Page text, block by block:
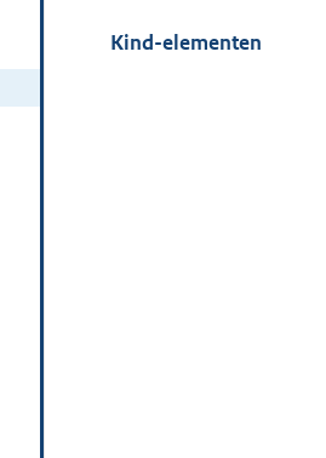
Kind-elementen